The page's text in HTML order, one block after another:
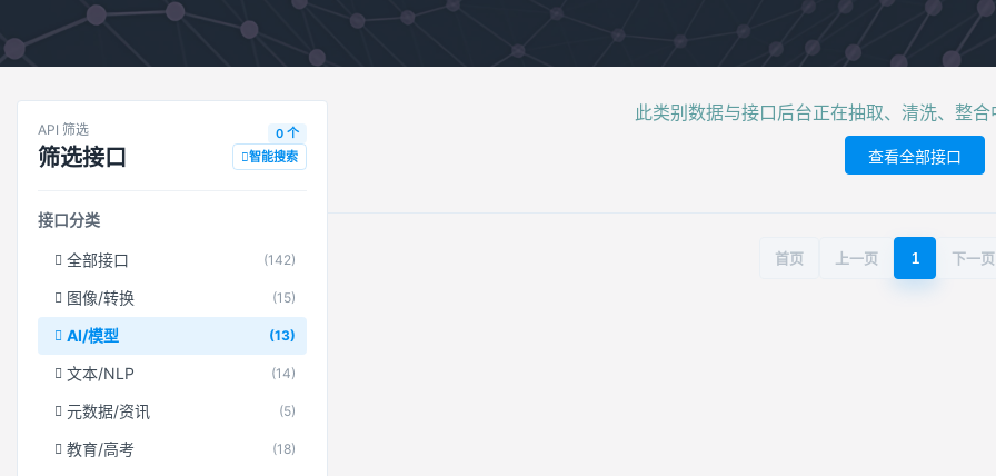
API 筛选
筛选接口
0 个
智能搜索
接口分类
全部接口 (142)
图像/转换 (15)
AI/模型 (13)
文本/NLP (14)
元数据/资讯 (5)
教育/高考 (18)
此类别数据与接口后台正在抽取、清洗、整
查看全部接口
首页 上一页 1 下一页